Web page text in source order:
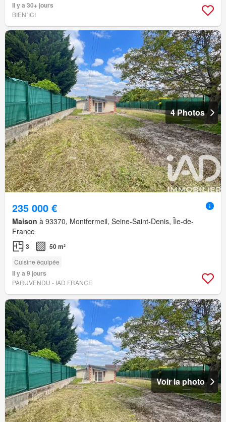
Il y a 30+ jours
BIEN´ICI
4 Photos
235 000 €
Maison à 93370, Montfermeil, Seine-Saint-Denis, Île-de-
France
3 50 m²
Cuisine équipée
Il y a 9 jours
PARUVENDU - IAD FRANCE
Voir la photo